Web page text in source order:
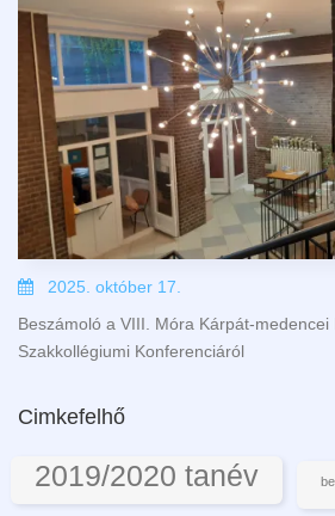
2025. október 17.
Beszámoló a VIII. Móra Kárpát-
Szakkollégiumi Konferenciáról
Cimkefelhő
2019/2020 tanév